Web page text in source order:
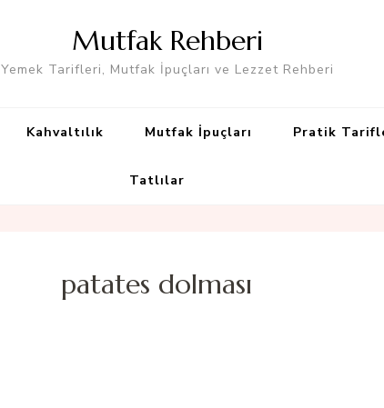
Mutfak Rehberi
Yemek Tarifleri, Mutfak İpuçları ve Lezzet Rehberi
Kahvaltılık Mutfak İpuçları Pratik
Tatlılar
patates dolması